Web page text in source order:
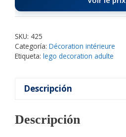
SKU: 425
Categoría: Décoration intérieure
Etiqueta: lego decoration adulte
Descripción
Descripción